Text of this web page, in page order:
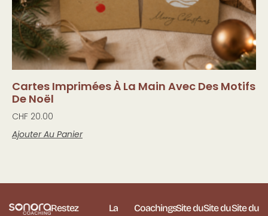
Cartes Imprimées À La Main Avec Des Motifs
De Noël
CHF 20.00
Ajouter Au Panier
Restez
La
CoachingsSite duSite duSite du